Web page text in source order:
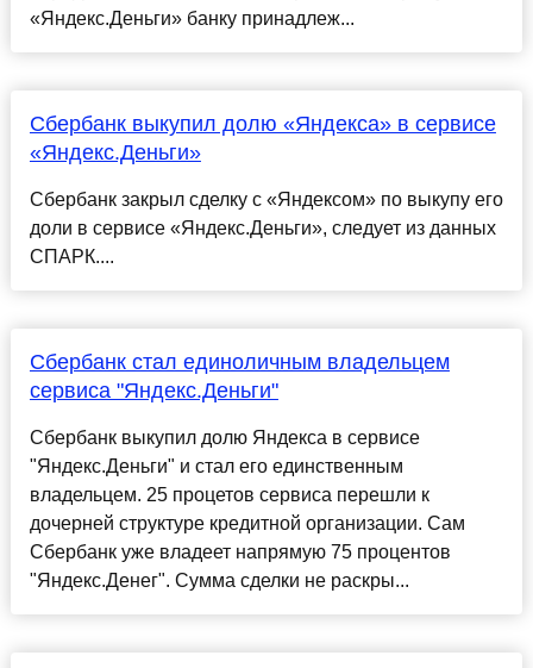
«Яндекс.Деньги» банку принадлеж...
Сбербанк выкупил долю «Яндекса» в сервисе
«Яндекс.Деньги»
Сбербанк закрыл сделку с «Яндексом» по выкупу его
доли в сервисе «Яндекс.Деньги», следует из данных
СПАРК....
Сбербанк стал единоличным владельцем
сервиса "Яндекс.Деньги"
Сбербанк выкупил долю Яндекса в сервисе
"Яндекс.Деньги" и стал его единственным
владельцем. 25 процетов сервиса перешли к
дочерней структуре кредитной организации. Сам
Сбербанк уже владеет напрямую 75 процентов
"Яндекс.Денег". Сумма сделки не раскры...